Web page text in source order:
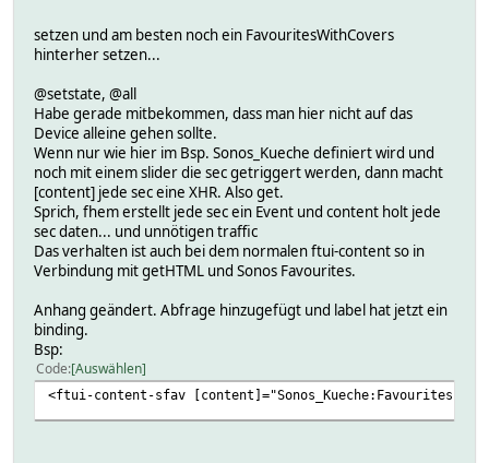
setzen und am besten noch ein FavouritesWithCovers
hinterher setzen...
@setstate, @all
Habe gerade mitbekommen, dass man hier nicht auf das
Device alleine gehen sollte.
Wenn nur wie hier im Bsp. Sonos_Kueche definiert wird und
noch mit einem slider die sec getriggert werden, dann macht
[content] jede sec eine XHR. Also get.
Sprich, fhem erstellt jede sec ein Event und content holt jede
sec daten... und unnötigen traffic
Das verhalten ist auch bei dem normalen ftui-content so in
Verbindung mit getHTML und Sonos Favourites.
Anhang geändert. Abfrage hinzugefügt und label hat jetzt ein
binding.
Bsp:
Code Auswählen
<ftui-content-sfav [content]="Sonos_Kueche:Favourites |